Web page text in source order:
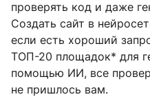
проверять код и даже
Создать сайт в
если есть хороший
ТОП-20 площадок* для
помощью ИИ, все
не пришлось вам.